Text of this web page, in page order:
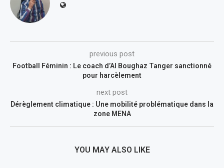
previous post
Football Féminin : Le coach d’Al Boughaz Tanger sanctionné
pour harcèlement
next post
Dérèglement climatique : Une mobilité problématique dans la
zone MENA
YOU MAY ALSO LIKE